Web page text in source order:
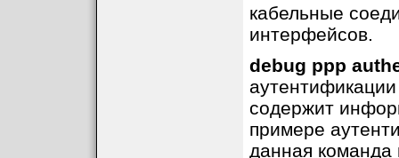
кабельные
интерфейсов.
debug ppp
содержит
примере
данная команда